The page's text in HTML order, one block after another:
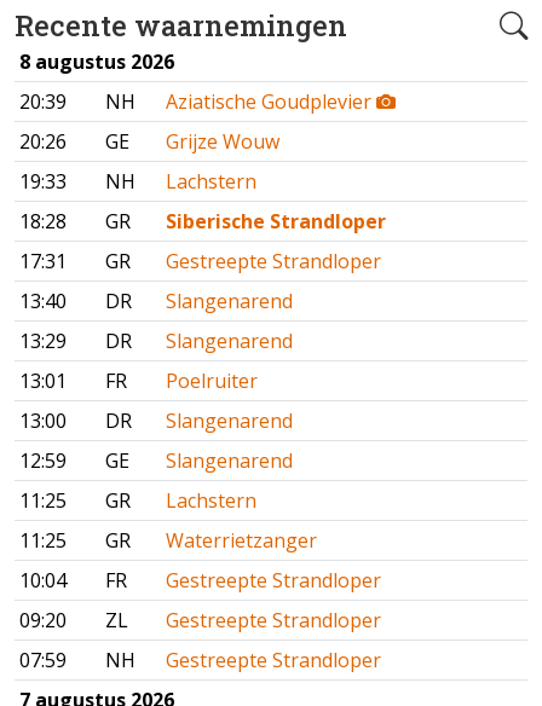
Recente waarnemingen
8 augustus 2026
20:39
NH
Aziatische Goudplevier
20:26
GE
Grijze Wouw
19:33
NH
Lachstern
18:28
GR
Siberische Strandloper
17:31
GR
Gestreepte Strandloper
13:40
DR
Slangenarend
13:29
DR
Slangenarend
13:01
FR
Poelruiter
13:00
DR
Slangenarend
12:59
GE
Slangenarend
11:25
GR
Lachstern
11:25
GR
Waterrietzanger
10:04
FR
Gestreepte Strandloper
09:20
ZL
Gestreepte Strandloper
07:59
NH
Gestreepte Strandloper
7 augustus 2026